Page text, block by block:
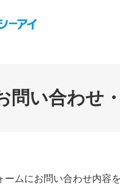
問い合わせ
ームにお問い合わせ内容